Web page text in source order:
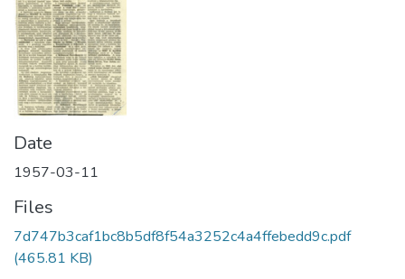
Date
1957-03-11
Files
7d747b3caf1bc8b5df8f54a3252c4a4ffebedd9c.pdf
(465.81 KB)